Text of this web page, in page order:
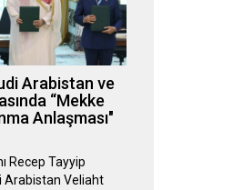
Arabistan ve
“Mekke
Anlaşması"
Recep Tayyip
Arabistan Veliaht